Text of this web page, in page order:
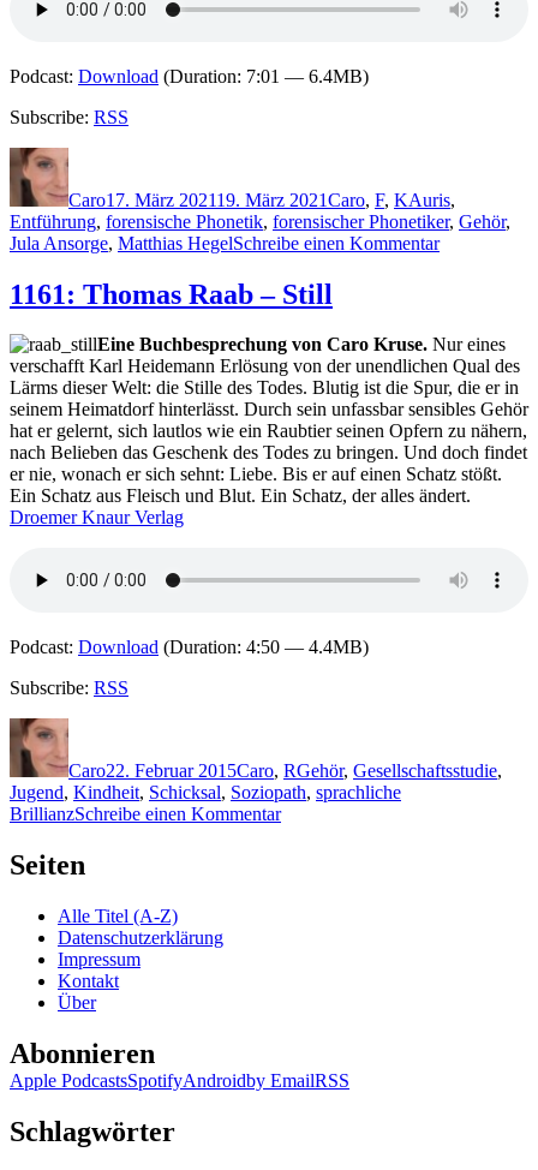
Podcast: Download (Duration: 7:01 — 6.4MB)
Subscribe: RSS
Autor
Caro17. März 202119. März 2021Caro, F, KAuris,
Entführung, forensische Phonetik, forensischer Phonetiker, Gehör,
Jula Ansorge, Matthias HegelSchreibe einen Kommentarzu
Sebastian
Fitzek
–
Auris
3.
(Print)
1161: Thomas Raab – Still
Eine Buchbesprechung von Caro Kruse. Nur eines
verschafft Karl Heidemann Erlösung von der unendlichen Qual des
Lärms dieser Welt: die Stille des Todes. Blutig ist die Spur, die er in
seinem Heimatdorf hinterlässt. Durch sein unfassbar sensibles Gehör
hat er gelernt, sich lautlos wie ein Raubtier seinen Opfern zu nähern,
nach Belieben das Geschenk des Todes zu bringen. Und doch findet
er nie, wonach er sich sehnt: Liebe. Bis er auf einen Schatz stößt.
Ein Schatz aus Fleisch und Blut. Ein Schatz, der alles ändert.
Droemer Knaur Verlag
Podcast: Download (Duration: 4:50 — 4.4MB)
Subscribe: RSS
Autor
Caro22. Februar 2015Caro, RGehör, Gesellschaftsstudie,
Jugend, Kindheit, Schicksal, Soziopath, sprachliche
BrillianzSchreibe einen Kommentarzu
Seiten
Alle Titel (A-Z)
Datenschutzerklärung
Impressum
Kontakt
Über
Abonnieren
Apple PodcastsSpotifyAndroidby EmailRSS
Schlagwörter